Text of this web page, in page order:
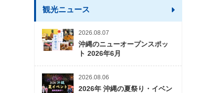
観光ニュース
2026.08.07
沖縄のニューオープンスポッ
ト 2026年6月
2026.08.06
2026年 沖縄の夏祭り・イベン